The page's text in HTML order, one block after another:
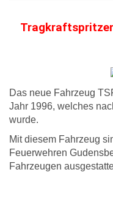
Das neue Fahrzeug
Jahr 1996, welches
wurde.
Mit diesem Fahrzeug
Feuerwehren
Fahrzeugen